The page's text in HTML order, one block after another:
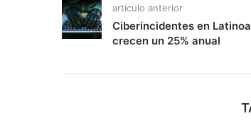
artículo anterior
Ciberincidentes en
crecen un 25% anual